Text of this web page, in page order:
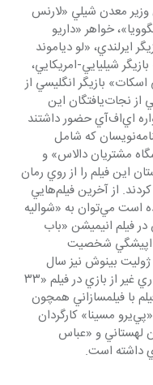
وزير معدن شيلي «لارنس
خواهر «داريو
بازيگر ايرلندي، «لو دياموند
شيليايي-امريكايي،
اسكات» بازيگر انگليسي از
ديگر بازيگران فيلم «٣٣ نفر» هستند. برخي از نجات‌يافتگان اين
حادثه به هنگام نمايش اين فيلم در جشنواره اي‌اف‌آي حضور داشتند
و به تماشاي اين فيلم نشستند. گروه فيلمنامه‌نويسان كه شامل
مشتريان دالاس» و
«بك‌بيت» داستان اين فيلم را از روي رمان
«اعماق تاريك» اثر «هكتور توبار» اقتباس كردند. از آخرين فيلم‌هايي
كه آنتونيو باندراس در آن ايفاي نقش كرده است مي‌توان به «شواليه
در فيلم انيميشن «باب
بيرون از آب» (٢٠١٥) صداپيشگي شخصيت
ژوليت بينوش نيز سال
با فيلمسازاني همچون
«ايزابل كواگزيست» كارگردان اسپانيايي، «پي‌يرو مسينا» كارگردان
لهستاني و «عباس
داشته است.